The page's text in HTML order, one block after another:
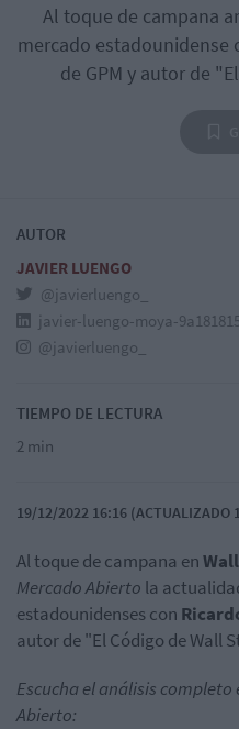
Al toque de campana
mercado estadounidense
de GPM y autor de
AUTOR
JAVIER LUENGO
@javierluengo_
javier-luengo-moya-
@javierluengo_
TIEMPO DE LECTURA
2 min
19/12/2022 16:16 (ACTUALIZADO
Al toque de campana enWall
Mercado Abierto la
estadounidenses con
autor de "El Código de Wall
Escucha el análisis
Abierto: